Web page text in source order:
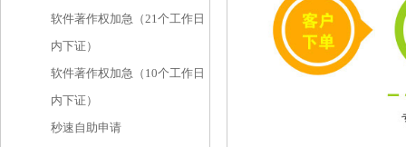
软件著作权加急（21个工作日
内下证）
软件著作权加急（10个工作日
内下证）
秒速自助申请